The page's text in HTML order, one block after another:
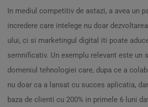
In mediul competitiv de astazi, a avea un
incredere care intelege nu doar
ului, ci si marketingul digital iti poate
semnificativ. Un exemplu relevant este un
domeniul tehnologiei care, dupa ce a
nu doar ca a lansat cu succes aplicatia,
baza de clienti cu 200% in primele 6 luni